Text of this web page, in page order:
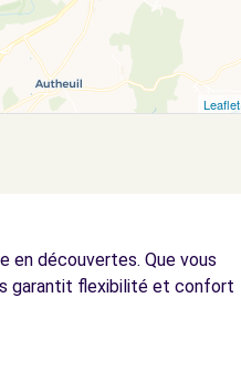
Leaflet
en découvertes. Que vous
garantit flexibilité et confort